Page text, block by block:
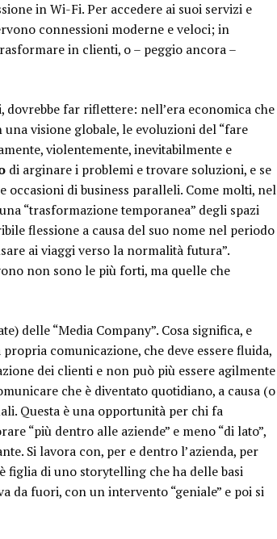
in Wi-Fi. Per accedere ai suoi servizi e
connessioni moderne e veloci; in
in clienti, o – peggio ancora –
far riflettere: nell’era economica che
visione globale, le evoluzioni del “fare
violentemente, inevitabilmente e
di arginare i problemi e trovare soluzioni, e se
occasioni di business paralleli. Come molti, nel
“trasformazione temporanea” degli spazi
flessione a causa del suo nome nel periodo
ai viaggi verso la normalità futura”.
non sono le più forti, ma quelle che
delle “Media Company”. Cosa significa, e
comunicazione, che deve essere fluida,
dei clienti e non può più essere agilmente
che è diventato quotidiano, a causa (o
Questa è una opportunità per chi fa
“più dentro alle aziende” e meno “di lato”,
Si lavora con, per e dentro l’azienda, per
figlia di uno storytelling che ha delle basi
da fuori, con un intervento “geniale” e poi si